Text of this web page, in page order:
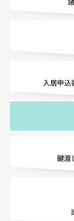
入居申込
鍵渡